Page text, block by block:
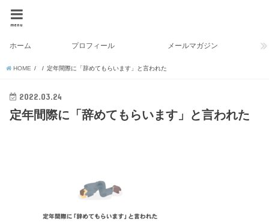
menu
ホーム プロフィール メールマガジン
HOME 定年間際に「辞めてもらいます」と言われた
2022.03.24
定年間際に「辞めてもらいます」と言われた